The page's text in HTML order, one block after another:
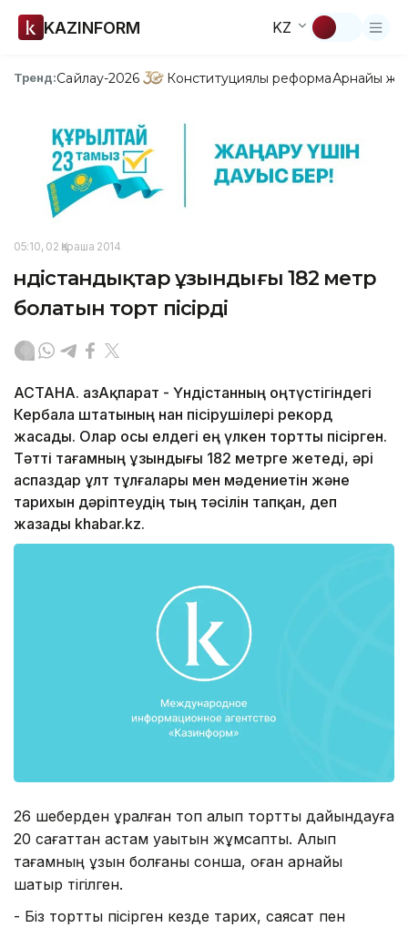
KAZINFORM KZ
Тренд:Сайлау-2026 Конституциялық реформаАрнайы
05:10, 02 Қараша 2014
Үндістандықтар ұзындығы 182 метр
болатын торт пісірді
АСТАНА. ҚазАқпарат - Үндістанның оңтүстігіндегі
Кербала штатының нан пісірушілері рекорд
жасады. Олар осы елдегі ең үлкен тортты пісірген.
Тәтті тағамның ұзындығы 182 метрге жетеді, әрі
аспаздар ұлт тұлғалары мен мәдениетін және
тарихын дәріптеудің тың тәсілін тапқан, деп
жазады khabar.kz.
26 шеберден құралған топ алып тортты дайындауға
20 сағаттан астам уақытын жұмсапты. Алып
тағамның ұзын болғаны сонша, оған арнайы
шатыр тігілген.
- Біз тортты пісірген кезде тарих, саясат пен